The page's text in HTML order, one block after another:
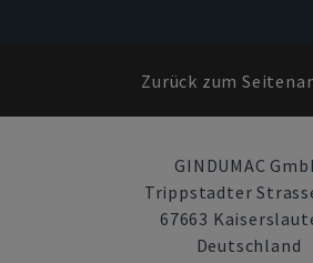
Zurück zum
GINDUMAC
Trippstadter
67663
Deutschland